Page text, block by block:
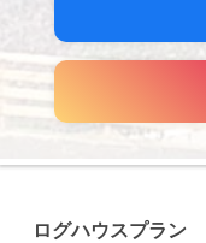
ログハウスプラン